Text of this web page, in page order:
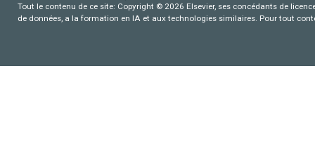
Tout le contenu de ce site: Copyright © 2026 Elsevier, ses concédants de
de données, a la formation en IA et aux technologies similaires. Pour tout